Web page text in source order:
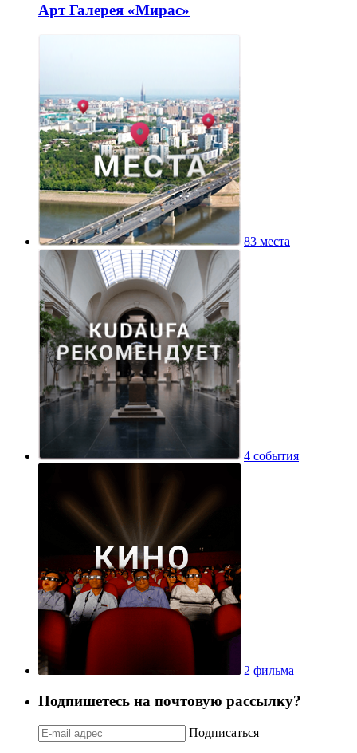
Арт Галерея «Мирас»
83 места
4 события
2 фильма
Подпишетесь на почтовую рассылку?
Подписаться